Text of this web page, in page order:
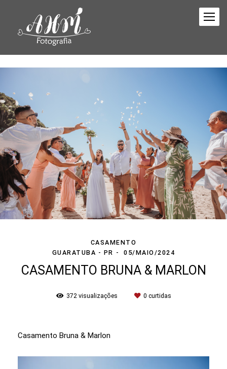
CASAMENTO
GUARATUBA - PR
05/MAIO/2024
CASAMENTO BRUNA & MARLON
372 visualizações 0 curtidas
Casamento Bruna & Marlon